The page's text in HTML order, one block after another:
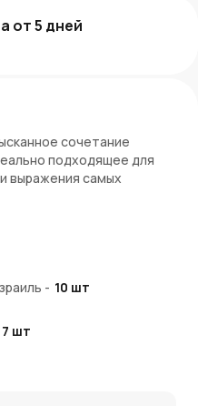
от5 дней
сочетание
подходящее для
выражения самых
белых роз, нежной
стильный вид. Зеленые
естественности и
для любого
до романтического
- 10 шт
7 шт